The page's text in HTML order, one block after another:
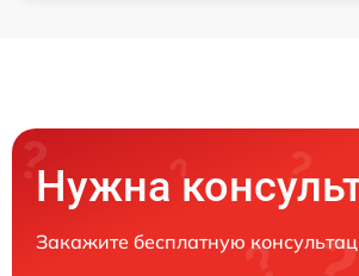
Нужна
Закажите бесплатную